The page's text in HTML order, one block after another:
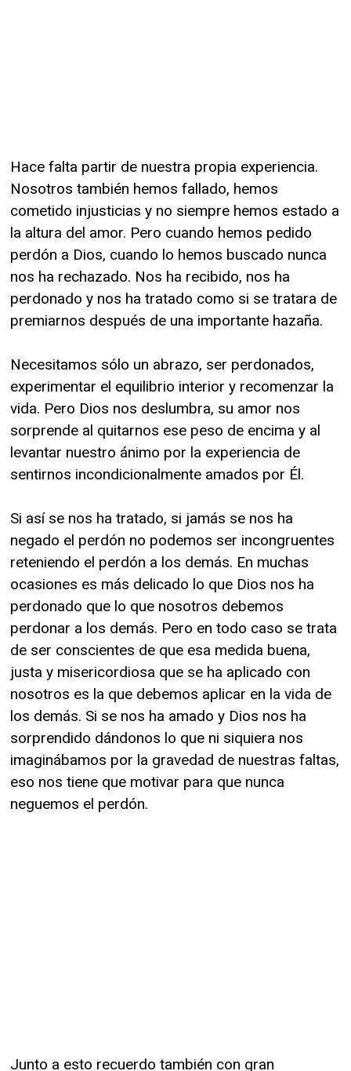
Hace falta partir de nuestra propia experiencia.
Nosotros también hemos fallado, hemos
cometido injusticias y no siempre hemos estado a
la altura del amor. Pero cuando hemos pedido
perdón a Dios, cuando lo hemos buscado nunca
nos ha rechazado. Nos ha recibido, nos ha
perdonado y nos ha tratado como si se tratara de
premiarnos después de una importante hazaña.
Necesitamos sólo un abrazo, ser perdonados,
experimentar el equilibrio interior y recomenzar la
vida. Pero Dios nos deslumbra, su amor nos
sorprende al quitarnos ese peso de encima y al
levantar nuestro ánimo por la experiencia de
sentirnos incondicionalmente amados por Él.
Si así se nos ha tratado, si jamás se nos ha
negado el perdón no podemos ser incongruentes
reteniendo el perdón a los demás. En muchas
ocasiones es más delicado lo que Dios nos ha
perdonado que lo que nosotros debemos
perdonar a los demás. Pero en todo caso se trata
de ser conscientes de que esa medida buena,
justa y misericordiosa que se ha aplicado con
nosotros es la que debemos aplicar en la vida de
los demás. Si se nos ha amado y Dios nos ha
sorprendido dándonos lo que ni siquiera nos
imaginábamos por la gravedad de nuestras faltas,
eso nos tiene que motivar para que nunca
neguemos el perdón.
Junto a esto recuerdo también con gran